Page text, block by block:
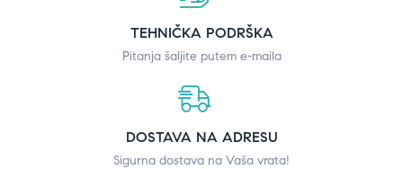
TEHNIČKA PODRŠKA
Pitanja šaljite putem e-maila
DOSTAVA NA ADRESU
Sigurna dostava na Vaša vrata!